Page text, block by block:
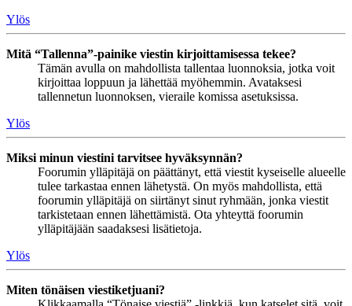
Ylös
Mitä “Tallenna”-painike viestin kirjoittamisessa tekee?
Tämän avulla on mahdollista tallentaa luonnoksia, jotka voit
kirjoittaa loppuun ja lähettää myöhemmin. Avataksesi
tallennetun luonnoksen, vieraile komissa asetuksissa.
Ylös
Miksi minun viestini tarvitsee hyväksynnän?
Foorumin ylläpitäjä on päättänyt, että viestit kyseiselle alueelle
tulee tarkastaa ennen lähetystä. On myös mahdollista, että
foorumin ylläpitäjä on siirtänyt sinut ryhmään, jonka viestit
tarkistetaan ennen lähettämistä. Ota yhteyttä foorumin
ylläpitäjään saadaksesi lisätietoja.
Ylös
Miten tönäisen viestiketjuani?